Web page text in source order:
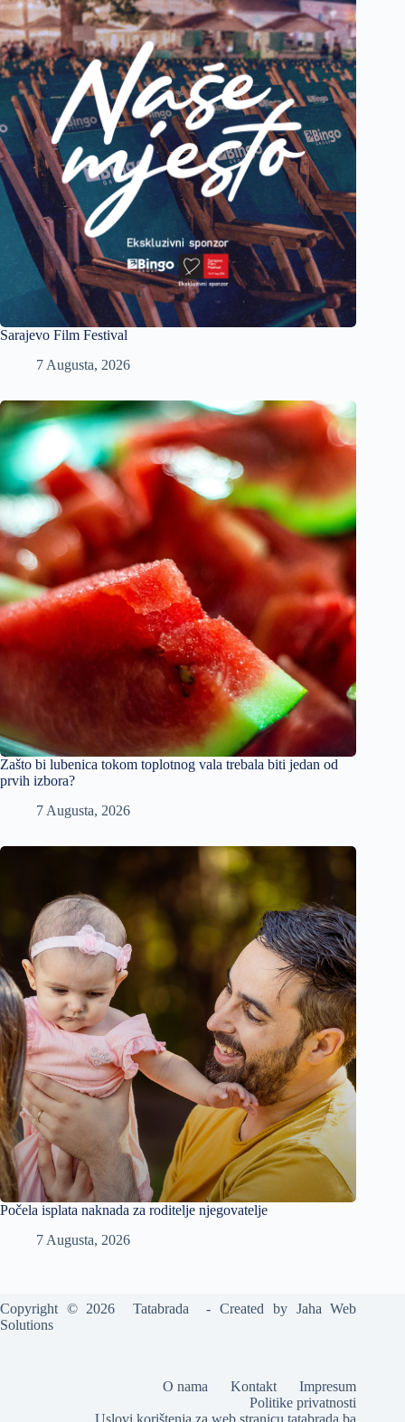
Sarajevo Film Festival
7 Augusta, 2026
Zašto bi lubenica tokom toplotnog vala trebala biti jedan od
prvih izbora?
7 Augusta, 2026
Počela isplata naknada za roditelje njegovatelje
7 Augusta, 2026
Copyright © 2026 Tatabrada - Created by Jaha Web
Solutions
O nama Kontakt
Impresum
Politike privatnosti